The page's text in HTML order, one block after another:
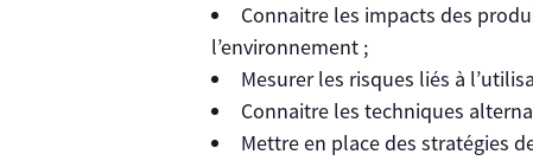
Connaitre les impacts des
l’environnement ;
Mesurer les risques liés à
Connaitre les techniques
Mettre en place des stratégies